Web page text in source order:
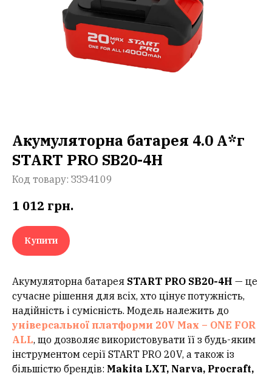
Акумуляторна батарея 4.0 А*г
START PRO SB20-4H
Код товару: ЗЗЭ4109
1 012 грн.
Купити
Акумуляторна батарея START PRO SB20-4H — це
сучасне рішення для всіх, хто цінує потужність,
надійність і сумісність. Модель належить до
універсальної платформи 20V Max – ONE FOR
ALL, що дозволяє використовувати її з будь-яким
інструментом серії START PRO 20V, а також із
більшістю брендів: Makita LXT, Narva, Procraft,